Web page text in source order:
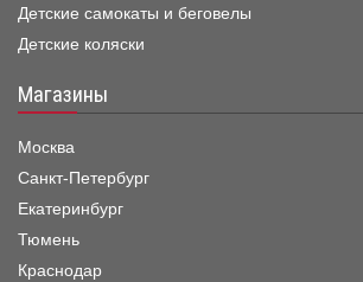
Детские самокаты и беговелы
Детские коляски
Магазины
Москва
Санкт-Петербург
Екатеринбург
Тюмень
Краснодар